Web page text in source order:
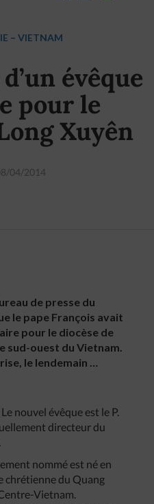
– VIETNAM
évêque
pour le
Xuyên
04/2014
de presse du
le pape François avait
pour le diocèse de
sud-ouest du Vietnam.
le lendemain …
nouvel évêque est le P.
directeur du
nommé est né en
chrétienne du Quang
Vietnam.